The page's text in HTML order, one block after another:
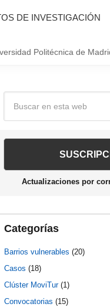
Politécnica de
DE INVESTIGACIÓN
Barra
lateral
principal
Actualizaciones por
Categorías
Barrios vulnerables (20)
Casos (18)
Clúster MoviTur(1)
Convocatorias (15)